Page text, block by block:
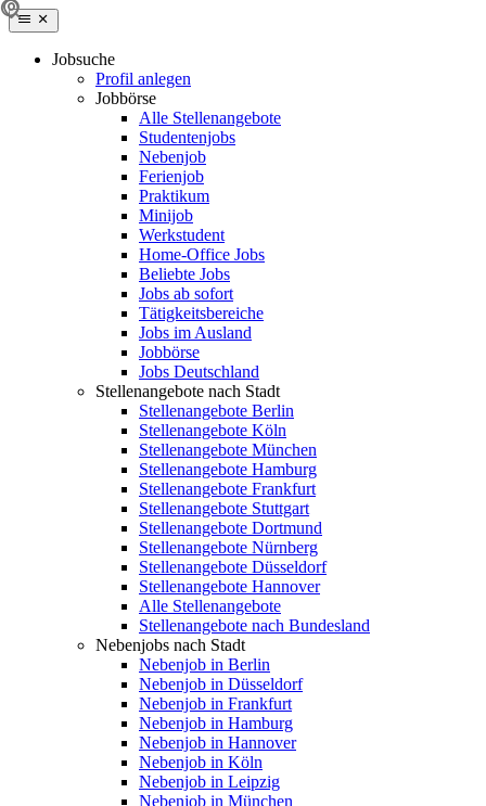
Jobsuche
Profil anlegen
Jobbörse
Alle Stellenangebote
Studentenjobs
Nebenjob
Ferienjob
Praktikum
Minijob
Werkstudent
Home-Office Jobs
Beliebte Jobs
Jobs ab sofort
Tätigkeitsbereiche
Jobs im Ausland
Jobbörse
Jobs Deutschland
Stellenangebote nach Stadt
Stellenangebote Berlin
Stellenangebote Köln
Stellenangebote München
Stellenangebote Hamburg
Stellenangebote Frankfurt
Stellenangebote Stuttgart
Stellenangebote Dortmund
Stellenangebote Nürnberg
Stellenangebote Düsseldorf
Stellenangebote Hannover
Alle Stellenangebote
Stellenangebote nach Bundesland
Nebenjobs nach Stadt
Nebenjob in Berlin
Nebenjob in Düsseldorf
Nebenjob in Frankfurt
Nebenjob in Hamburg
Nebenjob in Hannover
Nebenjob in Köln
Nebenjob in Leipzig
Nebenjob in München